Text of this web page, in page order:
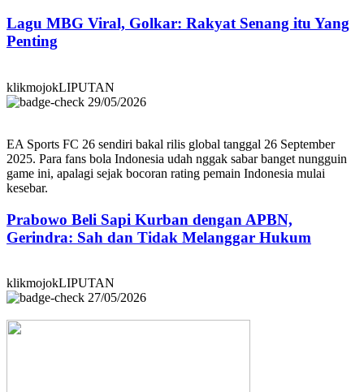
Lagu MBG Viral, Golkar: Rakyat Senang itu Yang
Penting
klikmojokLIPUTAN
29/05/2026
EA Sports FC 26 sendiri bakal rilis global tanggal 26 September
2025. Para fans bola Indonesia udah nggak sabar banget nungguin
game ini, apalagi sejak bocoran rating pemain Indonesia mulai
kesebar.
Prabowo Beli Sapi Kurban dengan APBN,
Gerindra: Sah dan Tidak Melanggar Hukum
klikmojokLIPUTAN
27/05/2026